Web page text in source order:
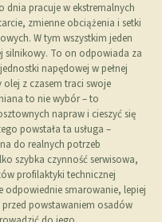
pracuje w ekstremalnych
zmienne obciążenia i setki
W tym wszystkim jeden
silnikowy. To on odpowiada za
napędowej w pełnej
z czasem traci swoje
to nie wybór – to
napraw i cieszyć się
powstała ta usługa –
do realnych potrzeb
szybka czynność serwisowa,
profilaktyki technicznej
odpowiednie smarowanie, lepiej
powstawaniem osadów